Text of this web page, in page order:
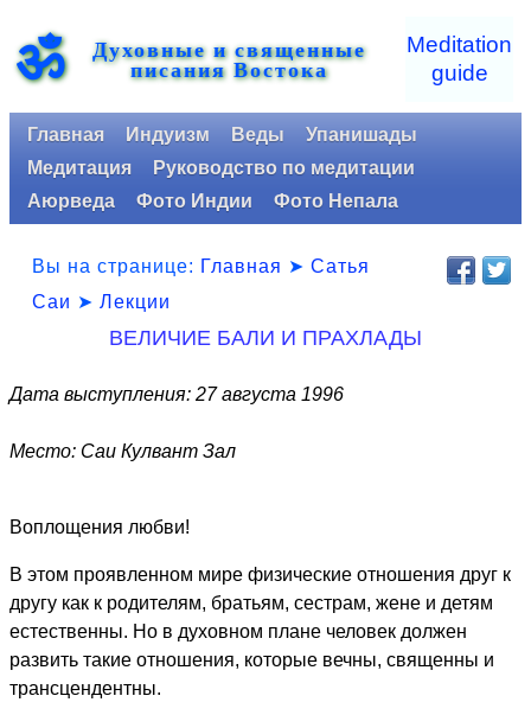
ॐ Духовные и священные
писания Востока
Meditation
guide
Главная Индуизм Веды
Упанишады
Медитация
Руководство по медитации
Аюрведа
Фото Индии Фото Непала
Вы на странице: Главная ➤ Сатья
Саи ➤ Лекции
ВЕЛИЧИЕ БАЛИ И ПРАХЛАДЫ
Дата выступления: 27 августа 1996
Место: Саи Кулвант Зал
Воплощения любви!
В этом проявленном мире физические отношения друг к
другу как к родителям, братьям, сестрам, жене и детям
естественны. Но в духовном плане человек должен
развить такие отношения, которые вечны, священны и
трансцендентны.